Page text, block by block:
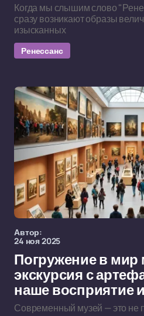
Когда мы слышим слово
сразу возникают образы
изысканных
Ренессанс
Автор:
24 ноя 2025
Погружение в мир
экскурсия с
наше восприятие
Современный музей — это не